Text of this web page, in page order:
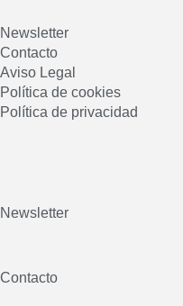
Newsletter
Contacto
Aviso Legal
Política de cookies
Política de privacidad
Newsletter
Contacto